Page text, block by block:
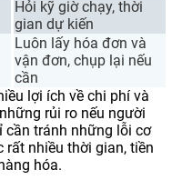
Hỏi kỹ giờ chạy, thời
gian dự kiến
Luôn lấy hóa đơn và
vận đơn, chụp lại nếu
cần
lợi ích về chi phí và
rủi ro nếu người
cần tránh những lỗi cơ
rất nhiều thời gian, tiền
hóa.